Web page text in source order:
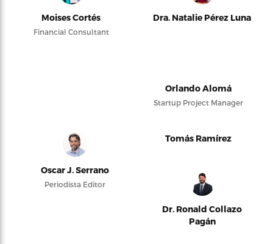
Moises Cortés
Financial Consultant
Dra. Natalie Pérez Luna
Orlando Alomá
Startup Project Manager
Oscar J. Serrano
Periodista Editor
Tomás Ramírez
Dr. Ronald Collazo
Pagán